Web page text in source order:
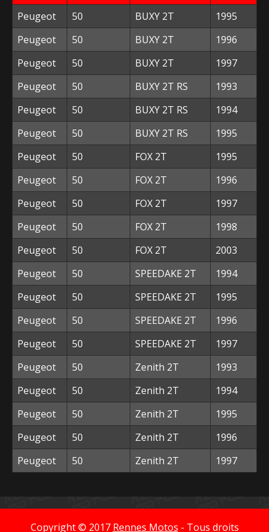
Peugeot
50 BUXY 2T
1995
Peugeot
50 BUXY 2T
1996
Peugeot
50 BUXY 2T
1997
Peugeot
50 BUXY 2T RS
1993
Peugeot
50 BUXY 2T RS
1994
Peugeot
50 BUXY 2T RS
1995
Peugeot
50 FOX 2T
1995
Peugeot
50 FOX 2T
1996
Peugeot
50 FOX 2T
1997
Peugeot
50 FOX 2T
1998
Peugeot
50 FOX 2T
2003
Peugeot
50 SPEEDAKE 2T
1994
Peugeot
50 SPEEDAKE 2T
1995
Peugeot
50 SPEEDAKE 2T
1996
Peugeot
50 SPEEDAKE 2T
1997
Peugeot
50 Zenith 2T
1993
Peugeot
50 Zenith 2T
1994
Peugeot
50 Zenith 2T
1995
Peugeot
50 Zenith 2T
1996
Peugeot
50 Zenith 2T 1997
Copyright © 2017 Rennes Motos - Tous droits